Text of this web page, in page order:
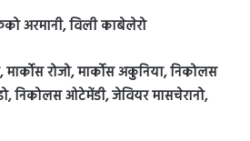
अरमानी, विली काबेलेरो
रोजो, मार्कोस अकुनिया, निकोलस
निकोलस ओटेमेंडी, जेवियर मासचेरानो,